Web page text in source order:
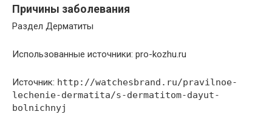
Причины заболевания
Раздел Дерматиты
Использованные источники: pro-kozhu.ru
Источник: http://watchesbrand.ru/pravilnoe-
lechenie-dermatita/s-dermatitom-dayut-
bolnichnyj